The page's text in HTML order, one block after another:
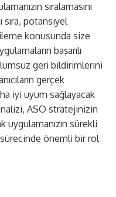
sıralamasını
sıra, potansiyel
konusunda size
başarılı
geri bildirimlerini
gerçek
iyi uyum sağlayacak
ASO stratejinizin
uygulamanızın sürekli
önemli bir rol